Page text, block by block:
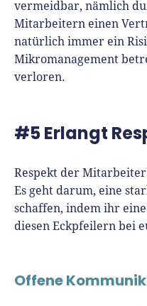
vermeidbar, nämlich
Mitarbeitern einen
natürlich immer ein
Mikromanagement
verloren.
#5 Erlangt
Respekt der
Es geht darum, eine
schaffen, indem ihr eine
diesen Eckpfeilern bei
Offene